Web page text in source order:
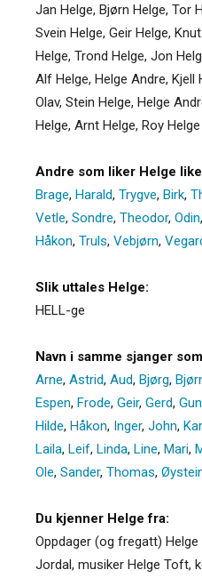
Jan Helge, Bjørn Helge, Tor
Svein Helge, Geir Helge,
Helge, Trond Helge, Jon
Alf Helge, Helge Andre, Kjell
Olav, Stein Helge, Helge
Helge, Arnt Helge, Roy Helge
Andre som liker Helge
Brage, Harald, Trygve, Birk,
Vetle, Sondre, Theodor, Odin,
Håkon, Truls, Vebjørn,
Slik uttales Helge:
HELL-ge
Navn i samme sjanger
Arne, Astrid, Aud, Bjørg,
Espen, Frode, Geir, Gerd,
Hilde, Håkon, Inger, John,
Laila, Leif, Linda, Line, Mari,
Ole, Sander, Thomas,
Du kjenner Helge fra:
Oppdager (og fregatt)
Jordal, musiker Helge Toft,